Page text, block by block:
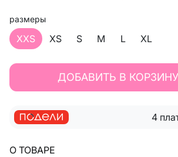
размеры
XXS XS S M L XL
ДОБАВИТЬ В КОРЗИНУ
4
О ТОВАРЕ